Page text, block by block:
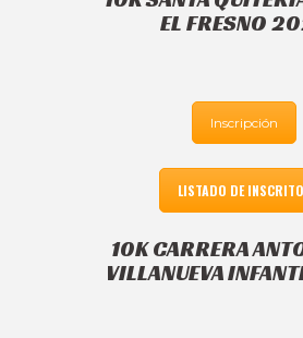
EL FRESNO
Inscripción
LISTADO DE
10K CARRERA
VILLANUEVA